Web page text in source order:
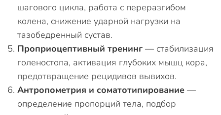
шагового цикла, работа с переразгибом
колена, снижение ударной нагрузки на
тазобедренный сустав.
Проприоцептивный тренинг — стабилизация
голеностопа, активация глубоких мышц кора,
предотвращение рецидивов вывихов.
Антропометрия и соматотипирование —
определение пропорций тела, подбор